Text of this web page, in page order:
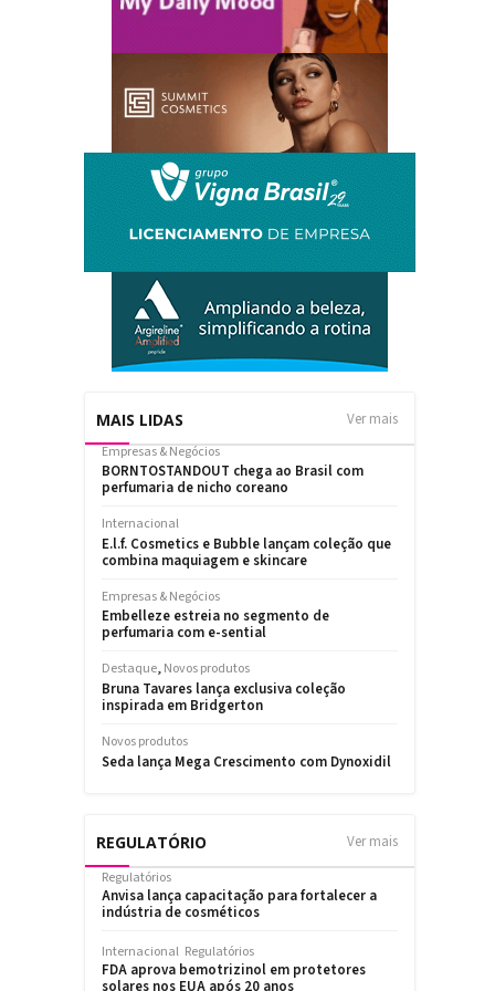
MAIS LIDAS Ver mais
REGULATÓRIO Ver mais
Regulatórios
Anvisa lança capacitação para fortalecer a
indústria de cosméticos
Internacional Regulatórios
FDA aprova bemotrizinol em protetores
solares nos EUA após 20 anos